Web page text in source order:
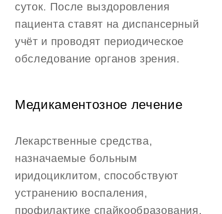
суток. После выздоровления
пациента ставят на диспансерный
учёт и проводят периодическое
обследование органов зрения.
Медикаментозное лечение
Лекарственные средства,
назначаемые больным
иридоциклитом, способствуют
устранению воспаления,
профилактике спайкообразования,